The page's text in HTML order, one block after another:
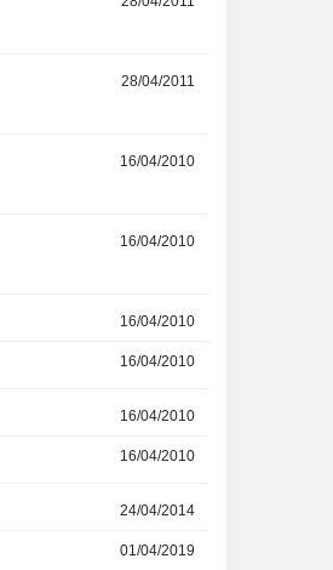
28/04/2011
16/04/2010
16/04/2010
16/04/2010
16/04/2010
16/04/2010
16/04/2010
24/04/2014
01/04/2019